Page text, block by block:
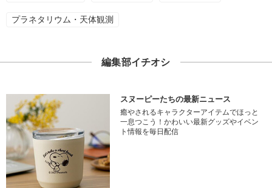
プラネタリウム・天体観測
編集部イチオシ
スヌーピーたちの最新ニュース
癒やされるキャラクターアイテムでほっと
一息つこう！かわいい最新グッズやイベン
ト情報を毎日配信